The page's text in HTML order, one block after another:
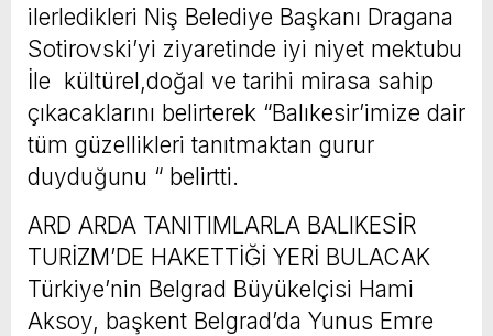
ilerledikleri Niş Belediye Başkanı Dragana
Sotirovski’yi ziyaretinde iyi niyet mektubu
İle kültürel,doğal ve tarihi mirasa sahip
çıkacaklarını belirterek “Balıkesir’imize dair
tüm güzellikleri tanıtmaktan gurur
duyduğunu “ belirtti.
ARD ARDA TANITIMLARLA BALIKESİR
TURİZM’DE HAKETTİĞİ YERİ BULACAK
Türkiye’nin Belgrad Büyükelçisi Hami
Aksoy, başkent Belgrad’da Yunus Emre